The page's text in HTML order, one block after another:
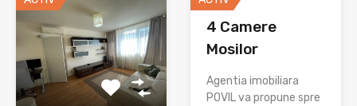
4 Camere
Mosilor
Agentia imobiliara
POVIL va propune spre